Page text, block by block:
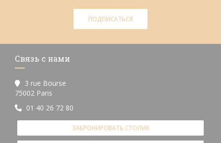
ПОДПИСАТЬСЯ
Связь с нами
3 rue Bourse
75002 Paris
01 40 26 72 80
ЗАБРОНИРОВАТЬ СТОЛИК